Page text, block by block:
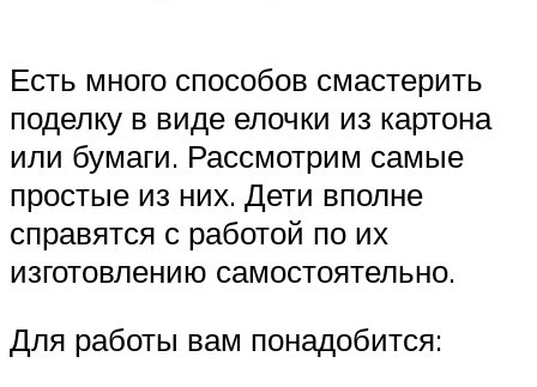
Есть много способов смастерить
поделку в виде елочки из картона
или бумаги. Рассмотрим самые
простые из них. Дети вполне
справятся с работой по их
изготовлению самостоятельно.
Для работы вам понадобится: